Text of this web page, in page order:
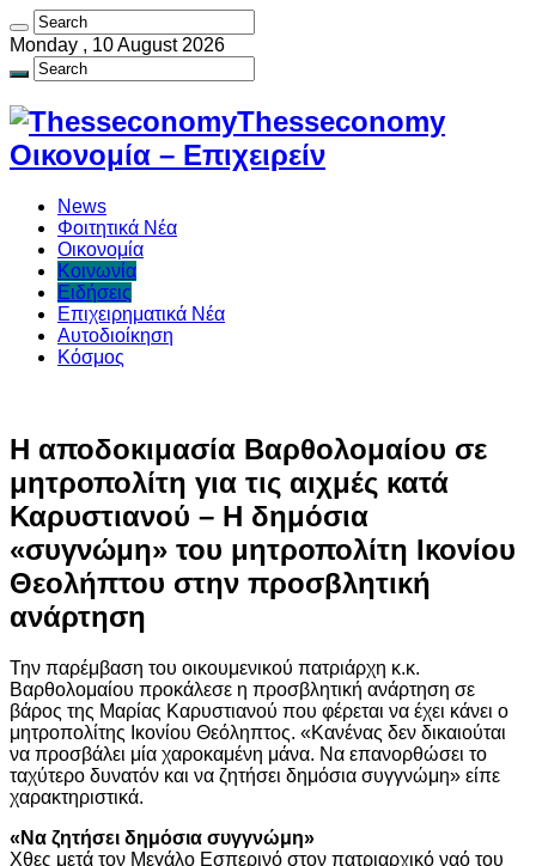
Monday , 10 August 2026
Thesseconomy
Οικονομία – Επιχειρείν
News
Φοιτητικά Νέα
Οικονομία
Κοινωνία
Ειδήσεις
Επιχειρηματικά Νέα
Αυτοδιοίκηση
Κόσμος
Η αποδοκιμασία Βαρθολομαίου σε
μητροπολίτη για τις αιχμές κατά
Καρυστιανού – Η δημόσια
«συγνώμη» του μητροπολίτη Ικονίου
Θεολήπτου στην προσβλητική
ανάρτηση
Την παρέμβαση του οικουμενικού πατριάρχη κ.κ.
Βαρθολομαίου προκάλεσε η προσβλητική ανάρτηση σε
βάρος της Μαρίας Καρυστιανού που φέρεται να έχει κάνει ο
μητροπολίτης Ικονίου Θεόληπτος. «Κανένας δεν δικαιούται
να προσβάλει μία χαροκαμένη μάνα. Να επανορθώσει το
ταχύτερο δυνατόν και να ζητήσει δημόσια συγγνώμη» είπε
χαρακτηριστικά.
«Να ζητήσει δημόσια συγγνώμη»
Χθες μετά τον Μεγάλο Εσπερινό στον πατριαρχικό ναό του